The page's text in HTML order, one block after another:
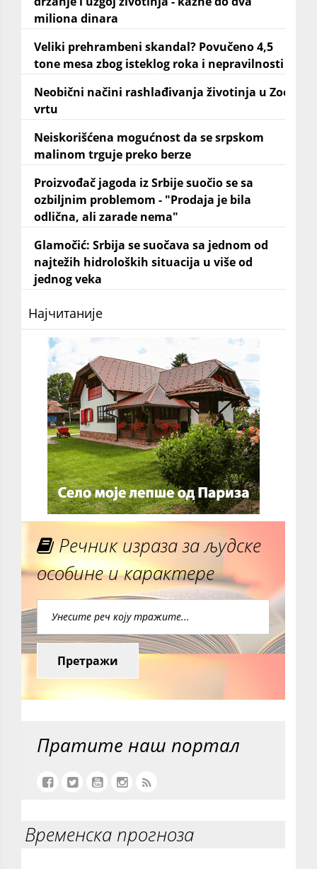
miliona dinara
Veliki prehrambeni skandal? Povučeno 4,5
tone mesa zbog isteklog roka i nepravilnosti
Neobični načini rashlađivanja životinja u Zoo
vrtu
Neiskorišćena mogućnost da se srpskom
malinom trguje preko berze
Proizvođač jagoda iz Srbije suočio se sa
ozbiljnim problemom - "Prodaja je bila
odlična, ali zarade nema"
Glamočić: Srbija se suočava sa jednom od
najtežih hidroloških situacija u više od
jednog veka
Најчитаније
Речник израза за људске
особине и карактере
Претражи
Пратите наш портал
Временска прогноза